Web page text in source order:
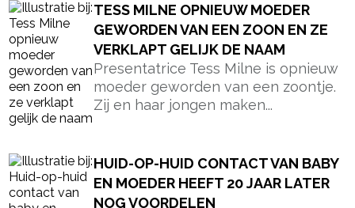
TESS MILNE OPNIEUW MOEDER
GEWORDEN VAN EEN ZOON EN ZE
VERKLAPT GELIJK DE NAAM
Presentatrice Tess Milne is opnieuw
moeder geworden van een zoontje.
Zij en haar jongen maken...
HUID-OP-HUID CONTACT VAN BABY
EN MOEDER HEEFT 20 JAAR LATER
NOG VOORDELEN